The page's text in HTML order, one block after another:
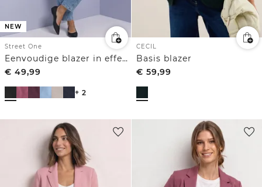
NEW
Street One
Eenvoudige blazer in effen kleur
€ 49,99
+ 2
CECIL
Basis blazer
€ 59,99